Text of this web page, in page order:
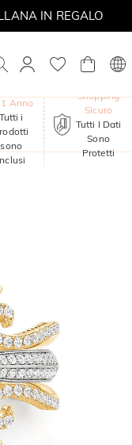
IN REGALO
Anno
Tutti i
sono
Shopping
Sicuro
Tutti I Dati
Sono
Protetti